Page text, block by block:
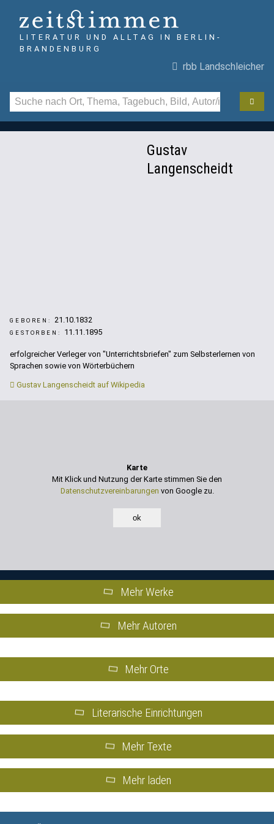
LITERATUR UND ALLTAG IN BERLIN-
BRANDENBURG
rbb Landschleicher
Gustav
Langenscheidt
GEBOREN: 21.10.1832
GESTORBEN: 11.11.1895
erfolgreicher Verleger von "Unterrichtsbriefen" zum Selbsterlernen von
Sprachen sowie von Wörterbüchern
Gustav Langenscheidt auf Wikipedia
Karte
Mit Klick und Nutzung der Karte stimmen Sie den
Datenschutzvereinbarungen von Google zu.
ok
Mehr Werke
Mehr Autoren
Mehr Orte
Literarische Einrichtungen
Mehr Texte
Mehr laden